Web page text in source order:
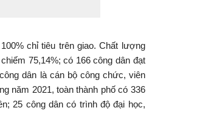
chỉ tiêu trên giao. Chất lượng
75,14%; có 166 công dân đạt
dân là cán bộ công chức, viên
năm 2021, toàn thành phố có 336
25 công dân có trình độ đại học,